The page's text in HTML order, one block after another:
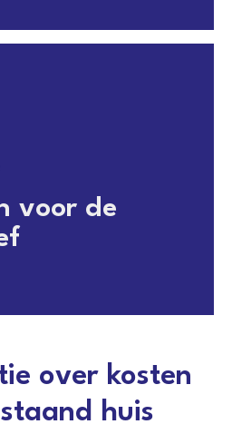
voor de
over kosten
huis